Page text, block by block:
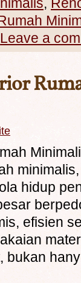
Leave a
hidup
efisien
bukan